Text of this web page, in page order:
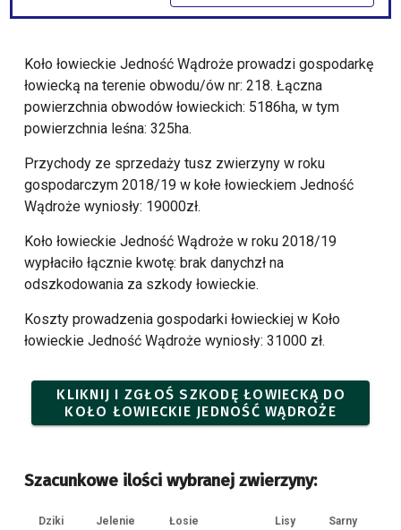
Koło łowieckie Jedność Wądroże prowadzi gospodarkę
łowiecką na terenie obwodu/ów nr: 218. Łączna
powierzchnia obwodów łowieckich: 5186ha, w tym
powierzchnia leśna: 325ha.
Przychody ze sprzedaży tusz zwierzyny w roku
gospodarczym 2018/19 w kołe łowieckiem Jedność
Wądroże wyniosły: 19000zł.
Koło łowieckie Jedność Wądroże w roku 2018/19
wypłaciło łącznie kwotę: brak danychzł na
odszkodowania za szkody łowieckie.
Koszty prowadzenia gospodarki łowieckiej w Koło
łowieckie Jedność Wądroże wyniosły: 31000 zł.
KLIKNIJ I ZGŁOŚ SZKODĘ ŁOWIECKĄ DO
KOŁO ŁOWIECKIE JEDNOŚĆ WĄDROŻE
Szacunkowe ilości wybranej zwierzyny:
Dziki Jelenie Łosie Lisy Sarny